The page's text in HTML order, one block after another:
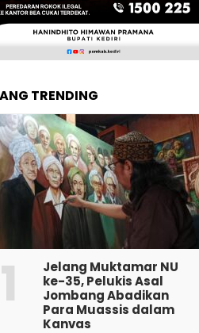
TRENDING
1
Jelang Muktamar NU
ke-35, Pelukis Asal
Jombang Abadikan
Para Muassis dalam
Kanvas